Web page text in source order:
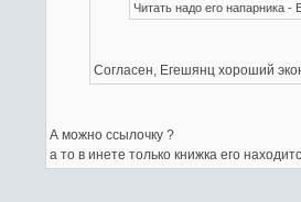
Читать надо его напарника
Согласен, Егешянц хороший
А можно ссылочку ?
а то в инете только книжка его